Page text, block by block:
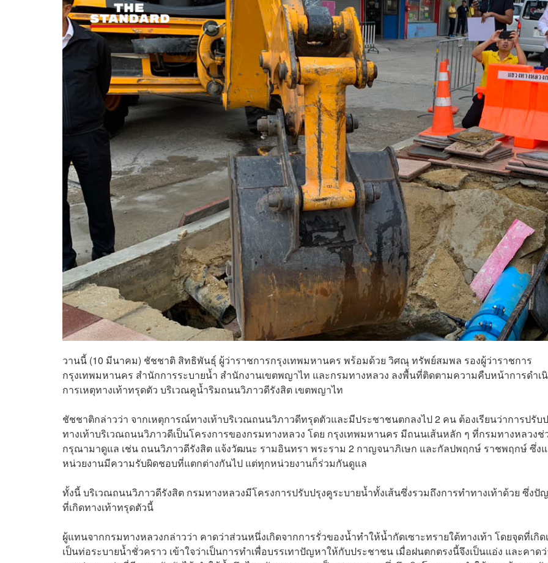
วานนี้ (10 มีนาคม) ชัชชาติ สิทธิพันธุ์ ผู้ว่าราชการกรุงเทพมหานคร พร้อมด้วย วิศณุ ทรัพย์สมพล รองผู้ว่าราชการ
กรุงเทพมหานคร สำนักการระบายน้ำ สำนักงานเขตพญาไท และกรมทางหลวง ลงพื้นที่ติดตามความคืบหน้าการดำเ
การเหตุทางเท้าทรุดตัว บริเวณคูน้ำริมถนนวิภาวดีรังสิต เขตพญาไท
ชัชชาติกล่าวว่า จากเหตุการณ์ทางเท้าบริเวณถนนวิภาวดีทรุดตัวและมีประชาชนตกลงไป 2 คน ต้องเรียนว่าการปรับ
ทางเท้าบริเวณถนนวิภาวดีเป็นโครงการของกรมทางหลวง โดย กรุงเทพมหานคร มีถนนเส้นหลัก ๆ ที่กรมทางหลวงช่
กรุณามาดูแล เช่น ถนนวิภาวดีรังสิต แจ้งวัฒนะ รามอินทรา พระราม 2 กาญจนาภิเษก และกัลปพฤกษ์ ราชพฤกษ์ ซึ่ง
หน่วยงานมีความรับผิดชอบที่แตกต่างกันไป แต่ทุกหน่วยงานก็ร่วมกันดูแล
ทั้งนี้ บริเวณถนนวิภาวดีรังสิต กรมทางหลวงมีโครงการปรับปรุงคูระบายน้ำทั้งเส้นซึ่งรวมถึงการทำทางเท้าด้วย ซึ่งปั
ที่เกิดทางเท้าทรุดตัวนี้
ผู้แทนจากกรมทางหลวงกล่าวว่า คาดว่าส่วนหนึ่งเกิดจากการรั่วของน้ำทำให้น้ำกัดเซาะทรายใต้ทางเท้า โดยจุดที่เกิด
เป็นท่อระบายน้ำชั่วคราว เข้าใจว่าเป็นการทำเพื่อบรรเทาปัญหาให้กับประชาชน เมื่อฝนตกตรงนี้จึงเป็นแอ่ง และคาด